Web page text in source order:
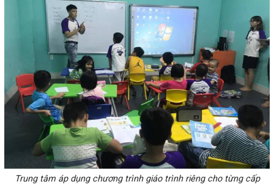
Trung tâm áp dụng chương trình giáo trình riêng cho từng cấp